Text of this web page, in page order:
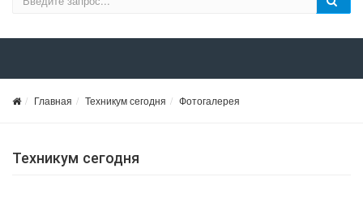
Главная Техникум сегодня Фотогалерея
Техникум сегодня